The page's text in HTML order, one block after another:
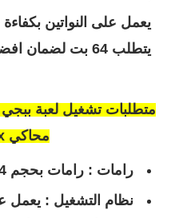
يتطلب 64 بت لضمان افضل اداء .
متطلبات تشغيل لعبة
محاكي Droid4x
رامات : رامات بحجم 4 جيجا رام بحد ادنى .
نظام التشغيل : يعمل